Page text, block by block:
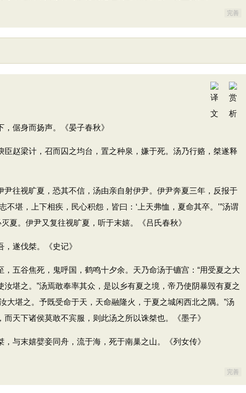
完善
倨身而扬声。《晏子春秋》
梁计，召而囚之均台，置之种泉，嫌于死。汤乃行赂，桀遂释
视旷夏，恐其不信，汤由亲自射伊尹。伊尹奔夏三年，反报于
堪，上下相疾，民心积怨，皆曰：‘上天弗恤，夏命其卒。’”汤谓
夏。伊尹又复往视旷夏，听于末嬉。《吕氏春秋》
遂伐桀。《史记》
谷焦死，鬼呼国，鹤鸣十夕余。天乃命汤于镳宫：“用受夏之大
堪之。”汤焉敢奉率其众，是以乡有夏之境，帝乃使阴暴毁有夏之
大堪之。予既受命于天，天命融隆火，于夏之城闲西北之隅。”汤
天下诸侯莫敢不宾服，则此汤之所以诛桀也。《墨子》
末嬉嬖妾同舟，流于海，死于南巢之山。《列女传》
完善